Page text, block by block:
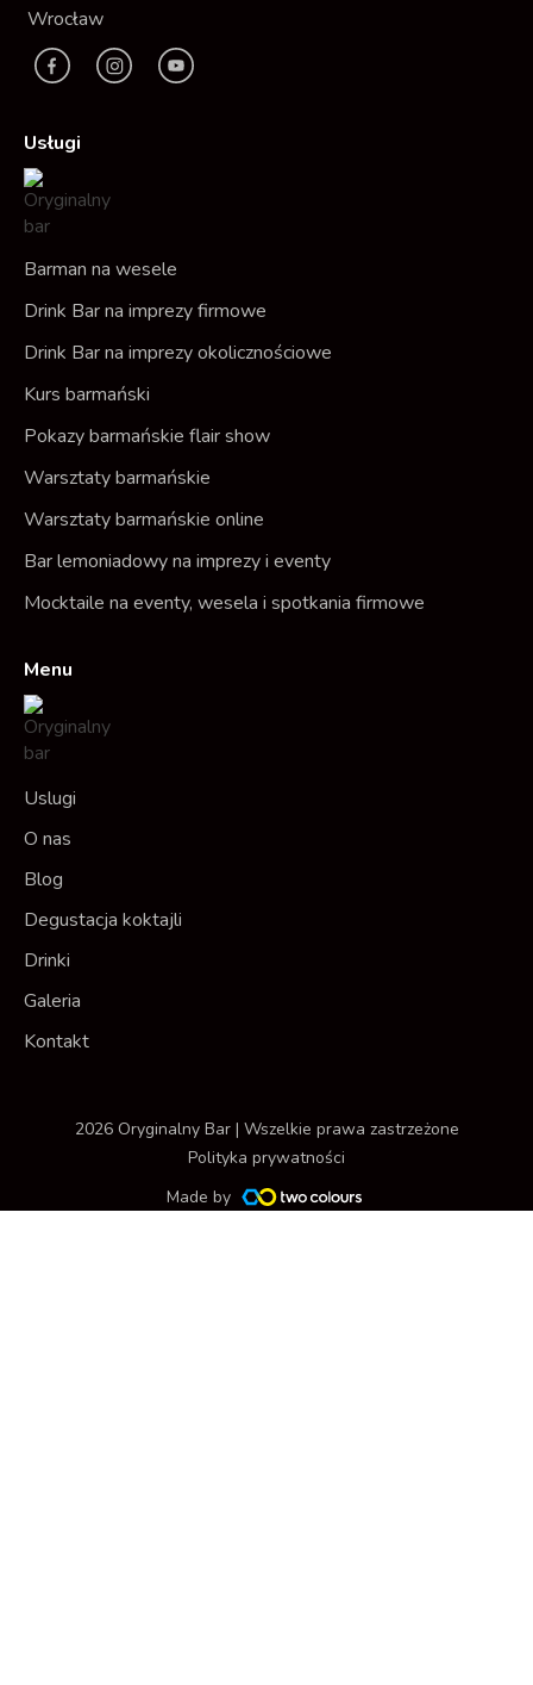
Wrocław
F
a
c
e
b
o
k
I
n
r
a
m
Y
t
Usługi
Barman na wesele
Drink Bar na imprezy firmowe
Drink Bar na imprezy okolicznościowe
Kurs barmański
Pokazy barmańskie flair show
Warsztaty barmańskie
Warsztaty barmańskie online
Bar lemoniadowy na imprezy i eventy
Mocktaile na eventy, wesela i spotkania firmowe
Menu
Uslugi
O nas
Blog
Degustacja koktajli
Drinki
Galeria
Kontakt
2026 Oryginalny Bar | Wszelkie prawa zastrzeżone
Polityka prywatności
Made by